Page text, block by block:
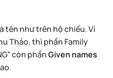
tên như trên hộ chiếu. Ví
Thảo, thì phần Family
” còn phầnGiven names
.